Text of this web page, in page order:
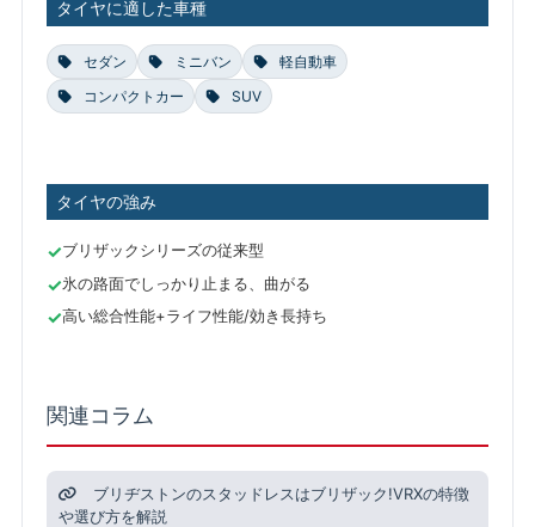
タイヤに適した車種
セダン ミニバン
軽自動車
コンパクトカー
SUV
タイヤの強み
ブリザックシリーズの従来型
氷の路面でしっかり止まる、曲がる
高い総合性能+ライフ性能/効き長持ち
関連コラム
ブリヂストンのスタッドレスはブリザック!VRXの特徴
や選び方を解説